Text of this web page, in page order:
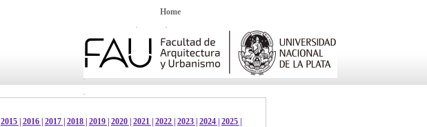
Home
2015 | 2016 | 2017 | 2018 | 2019 | 2020 | 2021 | 2022 | 2023 | 2024 | 2025 |